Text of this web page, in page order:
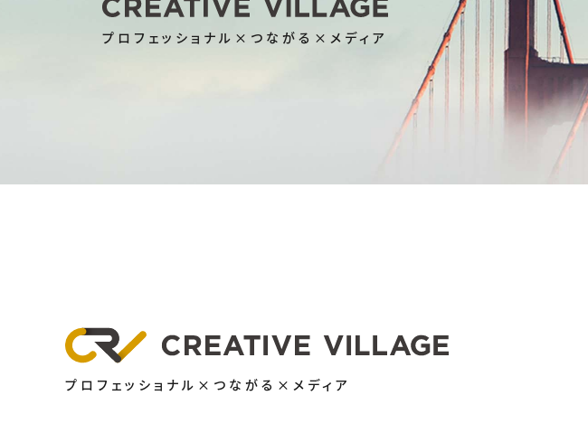
プロフェッショナル×つながる×メディア
プロフェッショナル×つながる×メディア